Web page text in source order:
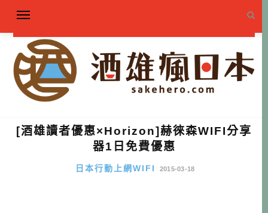
[酒雄讀者優惠×Horizon]赫徠森WIFI分享
器1日免費優惠
日本行動上網WIFI 2015-03-18